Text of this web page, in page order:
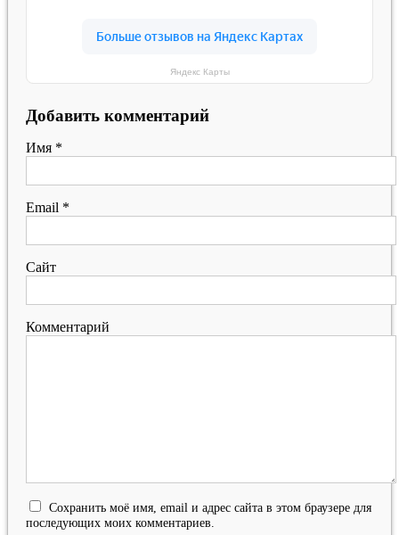
Яндекс Карты
Добавить комментарий
Имя *
Email *
Сайт
Комментарий
Сохранить моё имя, email и адрес сайта в этом браузере для
последующих моих комментариев.